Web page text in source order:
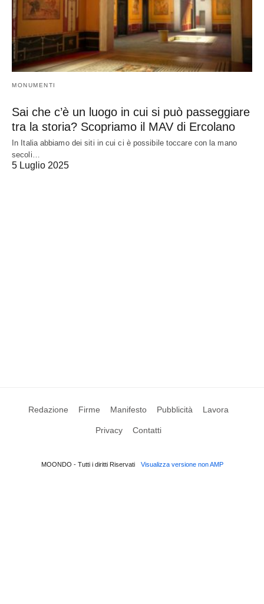
MONUMENTI
Sai che c’è un luogo in cui si può passeggiare
tra la storia? Scopriamo il MAV di Ercolano
In Italia abbiamo dei siti in cui ci è possibile toccare con la mano
secoli…
5 Luglio 2025
Redazione Firme Manifesto Pubblicità Lavora
Privacy Contatti
MOONDO - Tutti i diritti Riservati Visualizza versione non AMP